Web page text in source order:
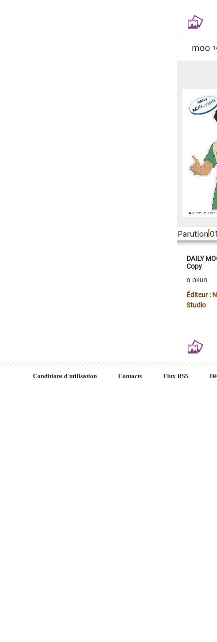
moo
Parution
DAILY
Copy
o-okun
Éditeur :
Studio
Conditions d'utilisation Contacts Flux RSS